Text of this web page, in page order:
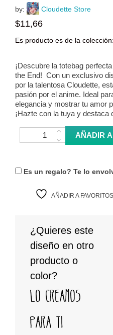
by: Cloudette Store
$11,66
Es producto es de la colección:
¡Descubre la totebag
the End! Con un exclusivo
por la talentosa Cloudette,
pasión por el anime. Ideal
elegancia y mostrar tu amor
¡Hazte con la tuya y destaca
Totebag Krul Tepes - Seraph
AÑADIR
Es un regalo? Te lo
AÑADIR A FAVORITOS
¿Quieres este
diseño en otro
producto o
color?
Lo creamos
para ti